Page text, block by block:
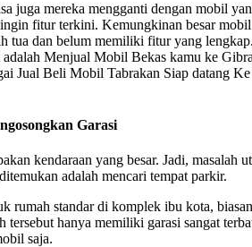
juga mereka mengganti dengan mobil
fitur terkini. Kemungkinan besar mobil
tua dan belum memiliki fitur yang
adalah Menjual Mobil Bekas kamu ke
Jual Beli Mobil Tabrakan Siap datang Ke
Garasi
kendaraan yang besar. Jadi, masalah
adalah mencari tempat parkir.
rumah standar di komplek ibu kota,
tersebut hanya memiliki garasi sangat
saja.